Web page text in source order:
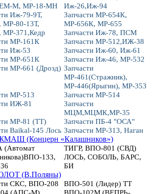
М, МР-18-МН
Иж-26,Иж-94
Иж-79-9Т,
МР-80-13Т,
МР-371,Кедр
Запчасти МР-654К,
МР-656К, МР-655
Запчасти Иж-78, ПСМ
МР-161К
Запчасти МР-512,ИЖ-38
Иж-53
Запчасти Иж-60, Иж-61
МР-651К
Запчасти Иж-46, МР-532
МР-661 (Дрозд) Запчасти
МР-461(Стражник),
МР-446(Ярыгин), МР-353
МР-513
Запчасти МР-514
ИЖ-81
Запчасти
МЦМ,МЦМК,МР-35
МР-81 (ТТ)
Запчасти ПБ-4 "ОСА"
Baikal-145 Лось Запчасти МР-313, Наган
(Концерн «Калашников»)
(Автомат
133,
ТИГР, ВПО-801 (СВД)
ЛОСЬ, СОБОЛЬ, БАРС,
БИ
(В.Поляны)
СКС, ВПО-208
ВПО-501 (Лидер) ТТ
(АПС-М)
ВПО-102М (ВЕПРЬ-